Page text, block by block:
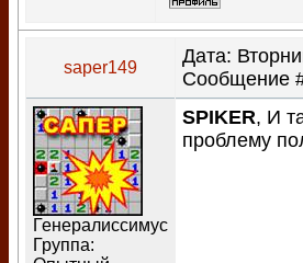
saper149
Дата:
Сообщение
Генералиссимус
Группа:
SPIKER, И
проблему